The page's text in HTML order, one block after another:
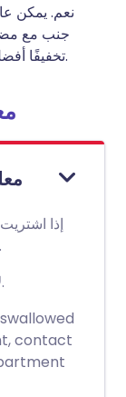
نعم. يمكن
جنب مع
تخفيفًا أفضل لأعراض الحساسية المتوسطة إلى الشديدة.
إذا
للاستخدام مع الأدوية الأخرى التي تتناولها.
لا تستخدم أبدًا أكثر من الجرعة الموصوفة.
contact